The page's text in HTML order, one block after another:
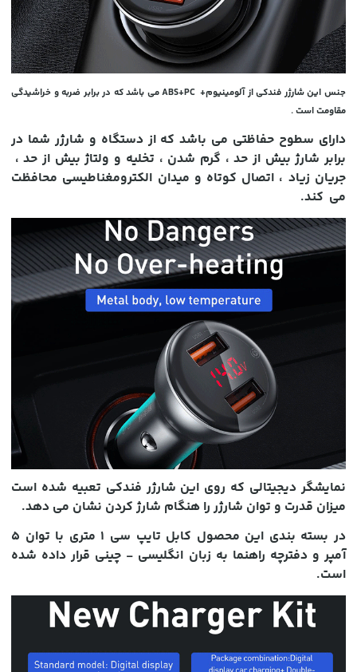
جنس این شارژر فندکی از آلومینیوم+ ABS+PC می باشد که در برابر ضربه و خراشیدگی
مقاومت است .
دارای سطوح حفاظتی می باشد که از دستگاه و شارژر شما در
برابر شارژ بیش از حد ، گرم شدن ، تخلیه و ولتاژ بیش از حد ،
جریان زیاد ، اتصال کوتاه و میدان الکترومغناطیسی محافظت
می کند.
نمایشگر دیجیتالی که روی این شارژر فندکی تعبیه شده است
میزان قدرت و توان شارژر را هنگام شارژ کردن نشان می دهد.
در بسته بندی این محصول کابل تایپ سی 1 متری با توان 5
آمپر و دفترچه راهنما به زبان انگلیسی - چینی قرار داده شده
است.